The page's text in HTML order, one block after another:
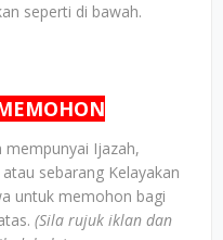
seperti di bawah.
mempunyai Ijazah,
sebarang Kelayakan
untuk memohon bagi
(Sila rujuk iklan dan